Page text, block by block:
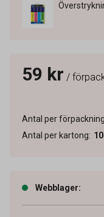
59 kr /
Antal per förpackning
Antal per kartong: 10
Webblager: